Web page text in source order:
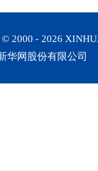
2000 - 2026
华网股份有限公